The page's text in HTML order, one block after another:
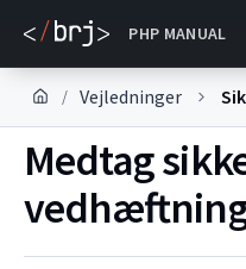
PHP MANUAL
DOKUMENTACE
/ Vejledninger
Medtag